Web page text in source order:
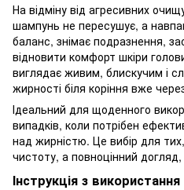
На відміну від агресивних
шампунь не пересушує, а
баланс, знімає подразнення,
відновити комфорт шкіри
виглядає живим, блискучим і
жирності біля коріння вже
Ідеальний для щоденного
випадків, коли потрібен
над жирністю. Це вибір для
чистоту, а повноцінний
Інструкція з використання